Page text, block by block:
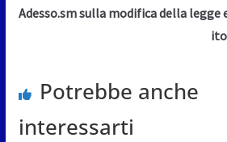
Adesso.sm sulla modifica della
Potrebbe anche
interessarti